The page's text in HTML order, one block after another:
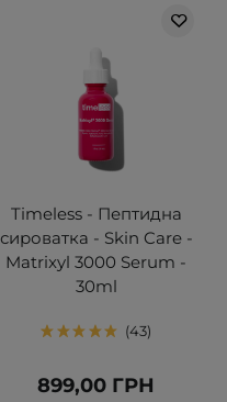
Timeless - Пептидна
сироватка - Skin Care -
Matrixyl 3000 Serum -
30ml
43
899,00 ГРН